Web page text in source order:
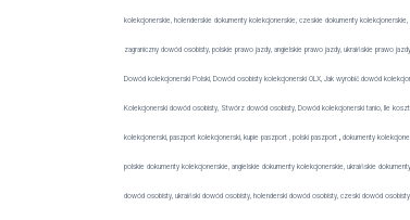
kolekcjonerskie, holenderskie dokumenty kolekcjonerskie, czeskie dokumenty
zagraniczny dowód osobisty, polskie prawo jazdy, angielskie prawo jazdy, ukraińskie prawo
Dowód kolekcjonerski Polski, Dowód osobisty kolekcjonerski OLX, Jak wyrobić dowód
Kolekcjonerski dowód osobisty, Stwórz dowód osobisty, Dowód kolekcjonerski tanio, Ile
kolekcjonerski, paszport kolekcjonerski, kupie paszport , polski paszport , dokumenty
polskie dokumenty kolekcjonerskie, angielskie dokumenty kolekcjonerskie, ukraińskie
dowód osobisty, ukraiński dowód osobisty, holenderski dowód osobisty, czeski dowód